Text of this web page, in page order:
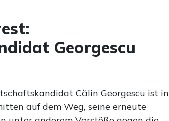
Georgescu
Călin Georgescu ist in
auf dem Weg, seine erneute